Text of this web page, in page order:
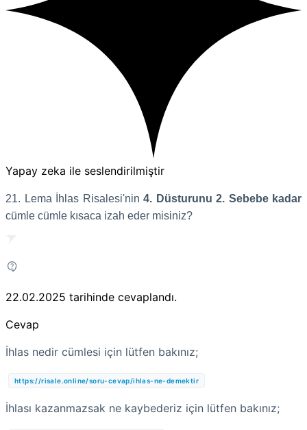
Yapay zeka ile seslendirilmiştir
21. Lema İhlas Risalesi'nin 4. Düsturunu 2. Sebebe kadar
cümle cümle kısaca izah eder misiniz?
22.02.2025 tarihinde cevaplandı.
Cevap
İhlas nedir cümlesi için lütfen bakınız;
https://risale.online/soru-cevap/ihlas-ne-demektir
İhlası kazanmazsak ne kaybederiz için lütfen bakınız;